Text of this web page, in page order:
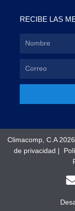
RECIBE LAS
Climacomp, C.A
de privacidad |